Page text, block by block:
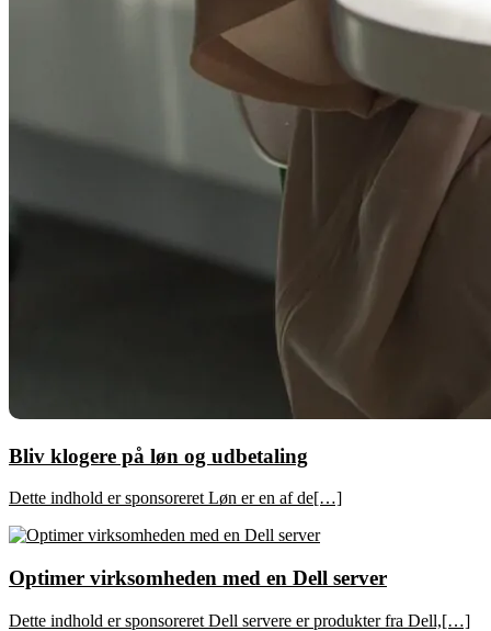
Bliv klogere på løn og udbetaling
Dette indhold er sponsoreret Løn er en af de[…]
Optimer virksomheden med en Dell server
Dette indhold er sponsoreret Dell servere er produkter fra Dell,[…]